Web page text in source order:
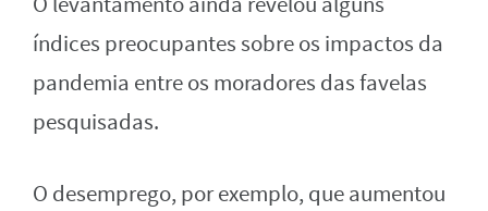
índices preocupantes sobre os impactos da
pandemia entre os moradores das favelas
pesquisadas.
O desemprego, por exemplo, que aumentou